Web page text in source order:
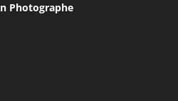
Photographe